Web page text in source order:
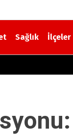
Sağlık İlçeler